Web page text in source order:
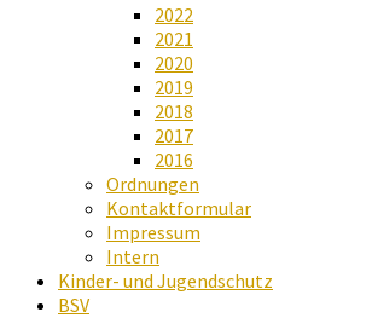
2022
2021
2020
2019
2018
2017
2016
Ordnungen
Kontaktformular
Impressum
Intern
Kinder- und Jugendschutz
BSV